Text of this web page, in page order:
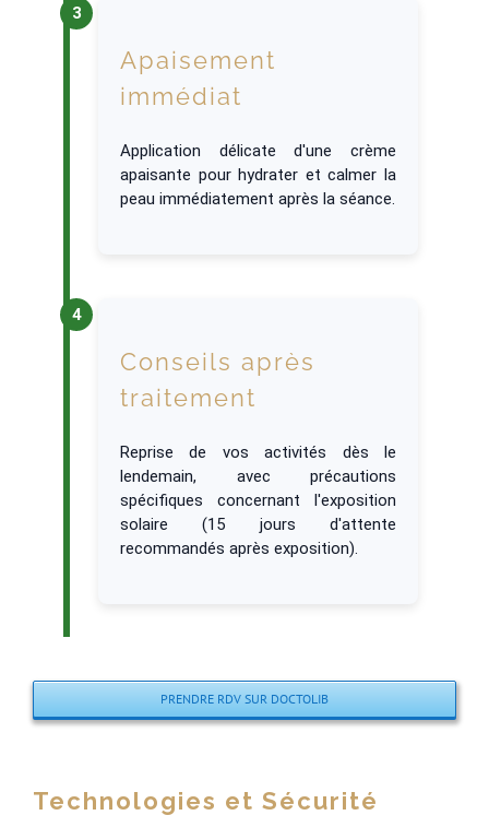
Apaisement
immédiat
Application délicate d'une crème
apaisante pour hydrater et calmer la
peau immédiatement après la séance.
Conseils après
traitement
Reprise de vos activités dès le
lendemain, avec précautions
spécifiques concernant l'exposition
solaire (15 jours d'attente
recommandés après exposition).
PRENDRE RDV SUR DOCTOLIB
Technologies et Sécurité